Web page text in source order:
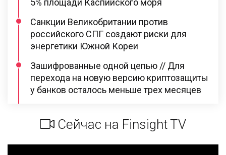
5% площади Каспийского моря
Санкции Великобритании против
российского СПГ создают риски для
энергетики Южной Кореи
Зашифрованные одной цепью // Для
перехода на новую версию криптозащиты
у банков осталось меньше трех месяцев
Сейчас на Finsight TV